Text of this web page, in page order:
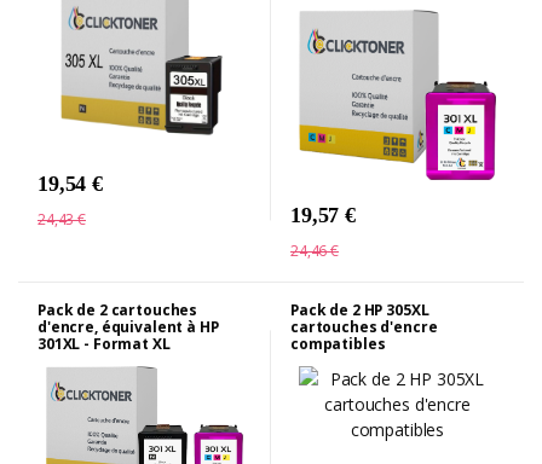
19,54 €
24,43 € 19,57 €
24,46 €
Pack de 2 cartouches
d'encre, équivalent à HP
301XL - Format XL
Pack de 2 HP 305XL
cartouches d'encre
compatibles